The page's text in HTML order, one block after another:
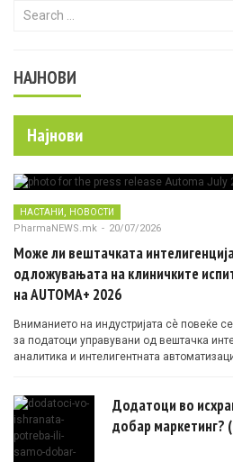
Search for:
НАЈНОВИ
Најнови
НАСТАНИ, НОВОСТИ
PharmaNEWS.mk - 20/07/2026
Може ли вештачката
одложувањата на клиничките
на AUTOMA+ 2026
Вниманието на индустријата сè повеќе
за податоци управувани од вештачка
аналитика и интелигентната
Додатоци во
добар маркетинг?